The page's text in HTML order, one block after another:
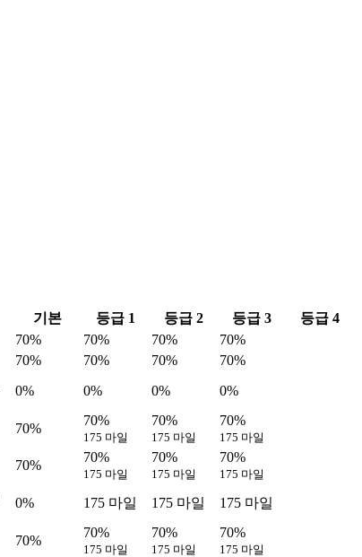
기본 등급 1 등급 2 등급 3
등급 4
70% 70% 70%
70%
70% 70% 70%
70%
0% 0% 0% 0%
70%
70%
175 마일
70%
175 마일
70%
175 마일
70%
70%
175 마일
70%
175 마일
70%
175 마일
0% 175 마일 175 마일 175 마일
70%
70%
175 마일
70%
175 마일
70%
175 마일